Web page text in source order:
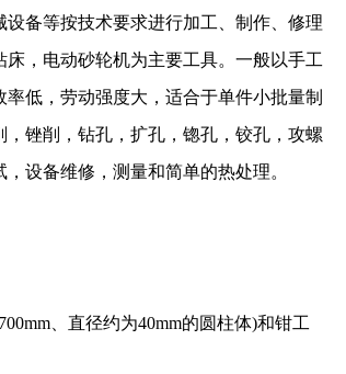
备等按技术要求进行加工、制作、修理
，电动砂轮机为主要工具。一般以手工
低，劳动强度大，适合于单件小批量制
锉削，钻孔，扩孔，锪孔，铰孔，攻螺
设备维修，测量和简单的热处理。
、直径约为40mm的圆柱体)和钳工